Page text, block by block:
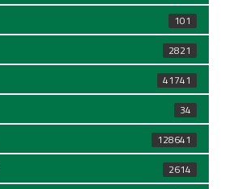
101
2821
41741
34
128641
2614